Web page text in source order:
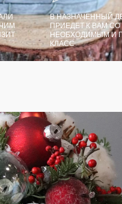
В НАЗНАЧЕННЫЙ
ПРИЕДЕТ К ВАМ
НЕОБХОДИМЫМ И
КЛАСС